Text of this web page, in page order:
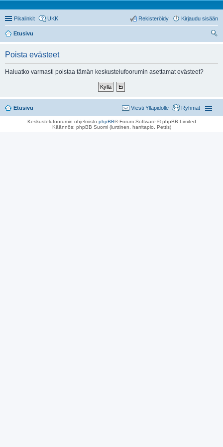
Pikalinkit UKK Kirjaudu sisään
Rekisteröidy
Etusivu
Poista evästeet
Haluatko varmasti poistaa tämän keskustelufoorumin asettamat evästeet?
Etusivu Ryhmät
Viesti Ylläpidolle
Keskustelufoorumin ohjelmisto phpBB® Forum Software © phpBB Limited
Käännös: phpBB Suomi (lurttinen, harritapio, Pettis)